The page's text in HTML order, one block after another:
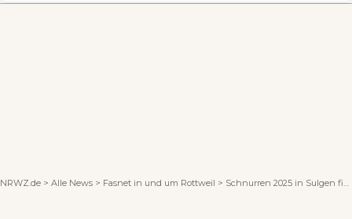
NRWZ.de > Alle News > Fasnet in und um Rottweil > Schnurren 2025 in Sulgen findet statt